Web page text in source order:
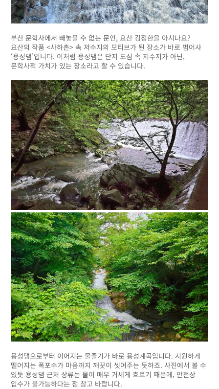
부산 문학사에서 빼놓을 수 없는 문인, 요산 김정한을 아시나요?
요산의 작품 <사하촌> 속 저수지의 모티브가 된 장소가 바로 범어사
‘용성댐’입니다. 이처럼 용성댐은 단지 도심 속 저수지가 아닌,
문학사적 가치가 있는 장소라고 할 수 있습니다.
용성댐으로부터 이어지는 물줄기가 바로 용성계곡입니다. 시원하게
떨어지는 폭포수가 마음까지 깨끗이 씻어주는 듯하죠. 사진에서 볼 수
있듯 용성댐 근처 상류는 물이 매우 거세게 흐르기 때문에, 안전상
입수가 불가능하다는 점 참고 바랍니다.